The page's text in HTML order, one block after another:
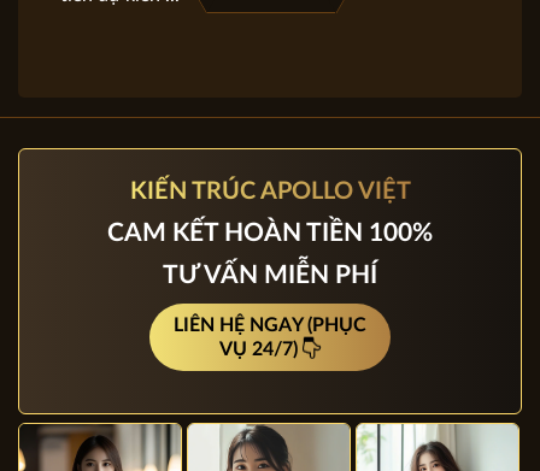
không gian sử dụng. Không gian trong nhà được sắp xếp 1
cách hợp lý và khoa học sao cho đảm bảo tiện nghi và hợp
Các mẫu biệt thự nhà vườn 2 tầng hướng đến không gian
mở, kết nối cùng với thiên nhiên thông qua hệ thống sảnh
cửa đi rộng, thoáng.
KIẾN TRÚC APOLLO VIỆT
CAM KẾT HOÀN TIỀN 100%
TƯ VẤN MIỄN PHÍ
LIÊN HỆ NGAY (PHỤC
VỤ 24/7)